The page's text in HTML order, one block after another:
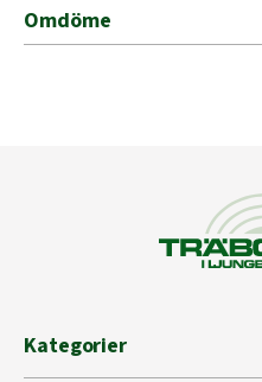
Omdöme
Kategorier